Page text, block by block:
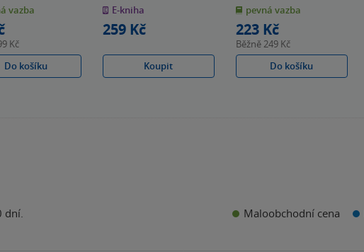
vazba
Kč
Do košíku
z
5
hvězdiček
E-kniha
259 Kč
Koupit
z
5
hvězdiček
pevná vazba
223 Kč
Běžně249 Kč
Do košíku
dní. Maloobchodní cena